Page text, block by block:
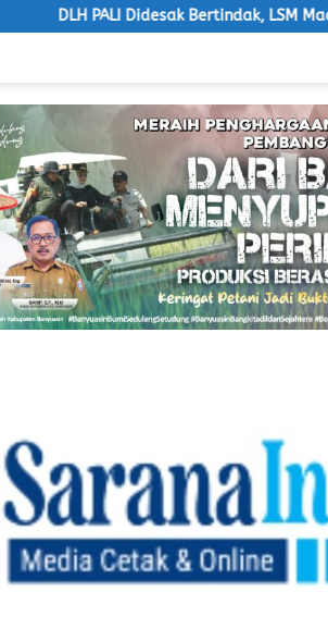
Bertindak, LSM Macan Ancam Aksi Besar